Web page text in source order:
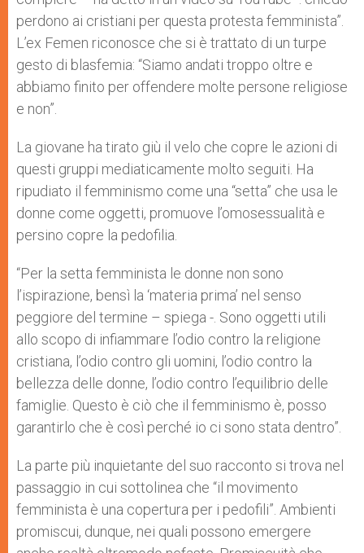
perdono ai cristiani per questa protesta femminista”.
L’ex Femen riconosce che si è trattato di un turpe
gesto di blasfemia: “Siamo andati troppo oltre e
abbiamo finito per offendere molte persone religiose
e non”.
La giovane ha tirato giù il velo che copre le azioni di
questi gruppi mediaticamente molto seguiti. Ha
ripudiato il femminismo come una “setta” che usa le
donne come oggetti, promuove l’omosessualità e
persino copre la pedofilia.
“Per la setta femminista le donne non sono
l’ispirazione, bensì la ‘materia prima’ nel senso
peggiore del termine – spiega -. Sono oggetti utili
allo scopo di infiammare l’odio contro la religione
cristiana, l’odio contro gli uomini, l’odio contro la
bellezza delle donne, l’odio contro l’equilibrio delle
famiglie. Questo è ciò che il femminismo è, posso
garantirlo che è così perché io ci sono stata dentro”.
La parte più inquietante del suo racconto si trova nel
passaggio in cui sottolinea che “il movimento
femminista è una copertura per i pedofili”. Ambienti
promiscui, dunque, nei quali possono emergere